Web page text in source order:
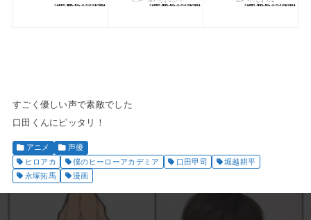
すごく優しい声で素敵でした
口田くんにピッタリ！
アニメ
声優
ヒロアカ
僕のヒーローアカデミア 口田甲司
堀越耕平
永塚拓馬
漫画